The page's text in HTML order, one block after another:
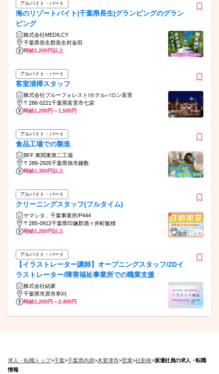
アルバイト・パート
海のリゾートバイト|千葉県長生|グランピングのグラン
ピング
株式会社MEDILCY
千葉県長生郡長生村金田
時給1,200円以上
アルバイト・パート
客室清掃スタッフ
株式会社ブルーフォレスト/ホテルバロン富里
〒286-0221千葉県富里市七栄
時給1,200円～1,500円
アルバイト・パート
食品工場での製造
BFF 東関東第二工場
〒289-2505千葉県旭市鎌数
時給1,350円以上
アルバイト・パート
クリーニングスタッフ(フルタイム)
ヤマシタ 千葉事業所/P444
〒285-0912千葉県印旛郡酒々井町飯積
時給1,250円以上
アルバイト・パート
【イラストレーター講師】オープニングスタッフ/2Dイ
ラストレーター/障害福祉事業所での職業支援
株式会社結家
千葉県市原市草刈
時給1,200円～2,400円
求人・転職トップ>千葉>千葉県内房>木更津市>営業>社割有>派遣社員の求人・転職
情報